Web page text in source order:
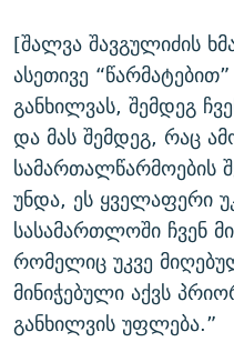
[შალვა შავგულიძის
ასეთივე
განხილვას, შემდეგ
და მას შემდეგ, რაც
სამართალწარმოების
უნდა, ეს ყველაფერი
სასამართლოში ჩვენ
რომელიც უკვე
მინიჭებული აქვს
განხილვის უფლება.”